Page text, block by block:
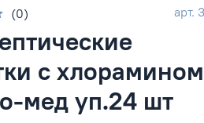
(0) арт.
с хлорамином
мед уп.24 шт